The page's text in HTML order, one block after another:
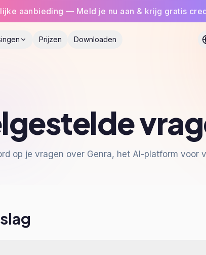
aanbieding — Meld je nu aan & krijg gratis
Prijzen Downloaden
op je vragen over Genra, het AI-platform voor